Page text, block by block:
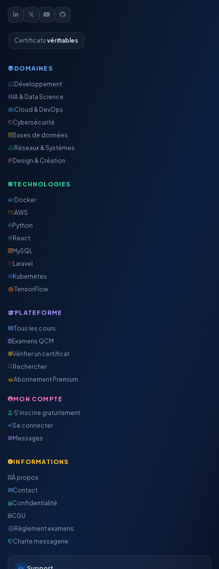
Certificats vérifiables
DOMAINES
Développement
IA & Data Science
Cloud & DevOps
Cybersécurité
Bases de données
Réseaux & Systèmes
Design & Création
TECHNOLOGIES
Docker
AWS
Python
React
MySQL
Laravel
Kubernetes
TensorFlow
PLATEFORME
Tous les cours
Examens QCM
Vérifier un certificat
Rechercher
Abonnement Premium
MON COMPTE
S'inscrire gratuitement
Se connecter
Messages
INFORMATIONS
À propos
Contact
Confidentialité
CGU
Règlement examens
Charte messagerie